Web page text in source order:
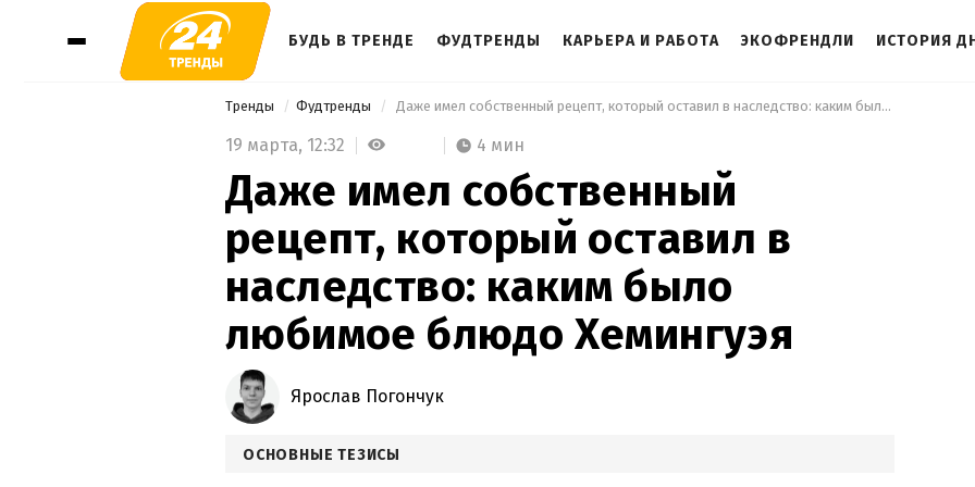
БУДЬ В ТРЕНДЕ ФУДТРЕНДЫ КАРЬЕРА И РАБОТА ЭКОФРЕНДЛИ ИСТОРИЯ
Тренды Фудтренды Даже имел собственный рецепт, который оставил в наследство: каким было любимое блюдо Хемингуэя
19 марта, 12:32 4 мин
Даже имел собственный
рецепт, который оставил в
наследство: каким было
любимое блюдо Хемингуэя
Ярослав Погончук
ОСНОВНЫЕ ТЕЗИСЫ